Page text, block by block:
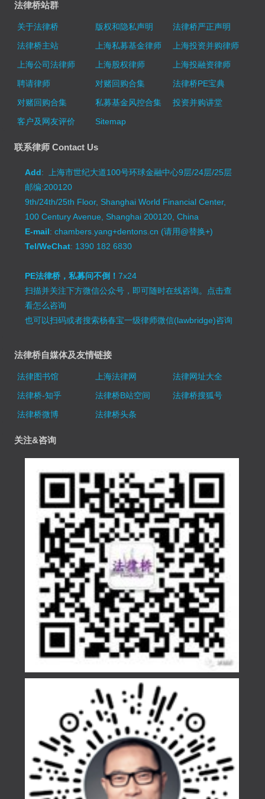
法律桥站群
关于法律桥 版权和隐私声明
法律桥严正声明
法律桥主站
上海私募基金律师
上海投资并购律师
上海公司法律师
上海股权律师
上海投融资律师
聘请律师
对赌回购合集
法律桥PE宝典
对赌回购合集
私募基金风控合集
投资并购讲堂
客户及网友评价
Sitemap
联系律师 Contact Us
Add: 上海市世纪大道100号环球金融中心9层/24层/25层
邮编:200120
9th/24th/25th Floor, Shanghai World Financial Center,
100 Century Avenue, Shanghai 200120, China
E-mail: chambers.yang+dentons.cn (请用@替换+)
Tel/WeChat: 1390 182 6830
PE法律桥，私募问不倒！7x24
扫描并关注下方微信公众号，即可随时在线咨询。 点击查
看怎么咨询
也可以扫码或者搜索杨春宝一级律师微信(lawbridge)咨询
法律桥自媒体及友情链接
法律图书馆 上海法律网
法律网址大全
法律桥-知乎
法律桥B站空间
法律桥搜狐号
法律桥微博
法律桥头条
关注&咨询